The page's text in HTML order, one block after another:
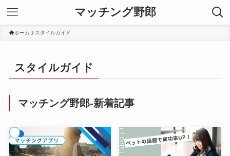
マッチング野郎
ホーム スタイルガイド
スタイルガイド
マッチング野郎-新着記事